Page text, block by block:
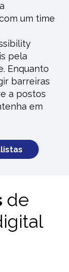
um time
pela
Enquanto
barreiras
a postos
em
de